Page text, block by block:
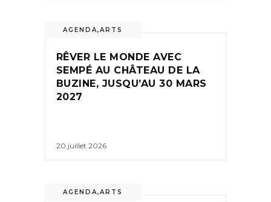
AGENDA,ARTS
RÊVER LE MONDE AVEC
SEMPÉ AU CHÂTEAU DE LA
BUZINE, JUSQU’AU 30 MARS
2027
20 juillet 2026
AGENDA,ARTS